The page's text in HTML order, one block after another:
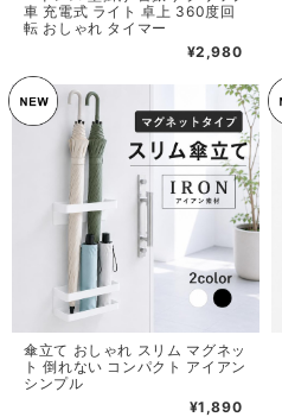
車 充電式 ライト 卓上 360度回
転 おしゃれ タイマー
¥2,980
傘立て おしゃれ スリム マグネッ
ト 倒れない コンパクト アイアン
シンプル
¥1,890